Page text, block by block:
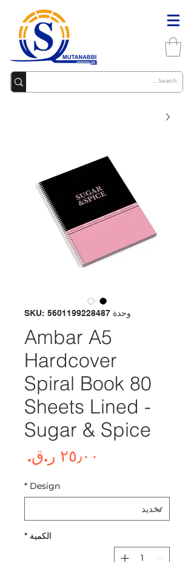
وحدة SKU: 5601199228487
Ambar A5
Hardcover
Spiral Book 80
Sheets Lined -
Sugar & Spice
Design
*
الكمية *